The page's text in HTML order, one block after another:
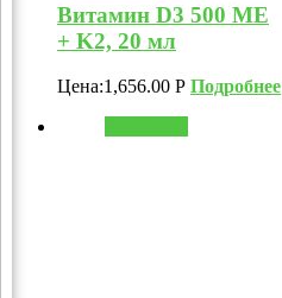
Витамин D3 500 МЕ
+ K2, 20 мл
Цена:1,656.00 Р Подробнее